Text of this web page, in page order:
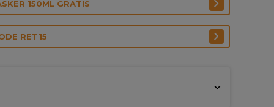
150ML GRATIS
RET15